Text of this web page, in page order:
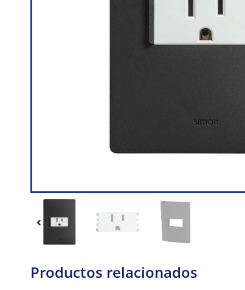
Productos relacionados